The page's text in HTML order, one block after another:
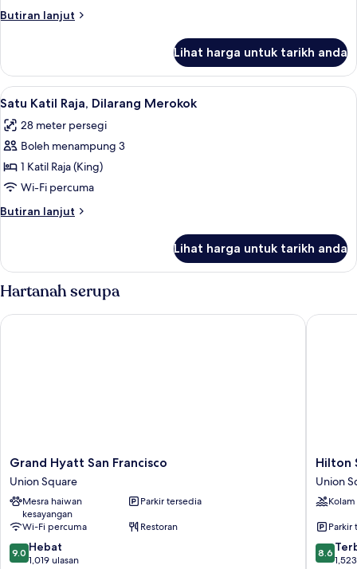
Butiran lanjut
Butiran
Room
Lihat harga untuk tarikh anda
Lihat
semua
foto
untuk
Satu
Katil
Raja,
Dilarang
Peralatan tempat tidur
9
Satu Katil Raja, Dilarang Merokok
28 meter persegi
Boleh menampung 3
1 Katil Raja (King)
Wi-Fi percuma
Butiran lanjut
Butiran
Katil
Dilarang
Lihat harga untuk tarikh anda
Hartanah serupa
Grand
Hyatt
San
Francisco
Union
Square
Grand Hyatt San Francisco
Union Square
Mesra haiwan
kesayangan
Parkir tersedia
Wi-Fi percuma
Restoran
9.0
daripada
9.0 Hebat
1,019 ulasan
Grand Hyatt San Francisco
Hilton
San
Union
Union
Square
Hilton
Union
Parkir
8.6
8.6
Hilton